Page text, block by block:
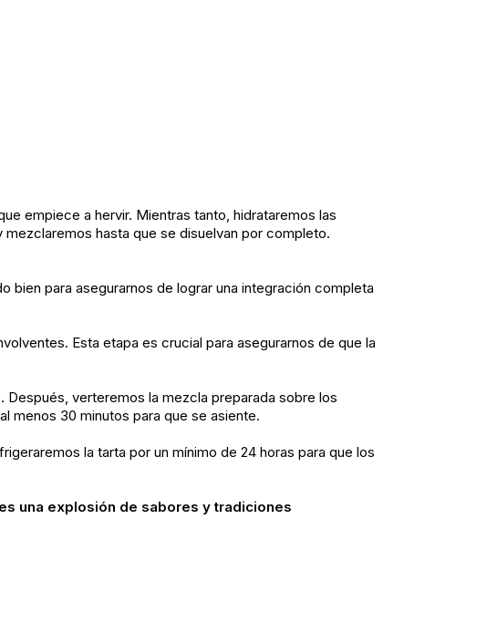
empiece a hervir. Mientras tanto, hidrataremos las
mezclaremos hasta que se disuelvan por completo.
bien para asegurarnos de lograr una integración completa
Esta etapa es crucial para asegurarnos de que la
verteremos la mezcla preparada sobre los
menos 30 minutos para que se asiente.
la tarta por un mínimo de 24 horas para que los
es una explosión de sabores y tradiciones